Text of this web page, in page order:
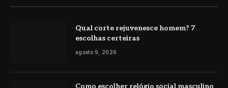
Qual corte rejuvenesce homem? 7
escolhas certeiras
agosto 9, 2026
Como escolher relógio social masculino